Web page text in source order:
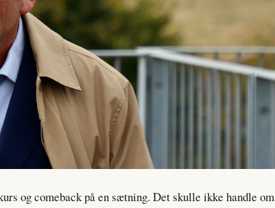
og comeback på en sætning. Det skulle ikke handle om